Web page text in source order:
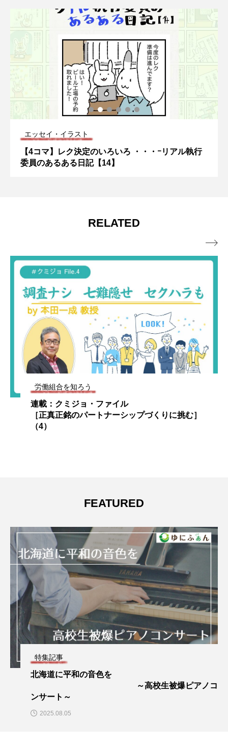
エッセイ・イラスト
【4コマ】レク決定のいろいろ ・・・ｰリアル執行
委員のあるある日記【14】
RELATED
くりに挑む］
連載：クミジョ・ファイル
［正真正銘のパートナーシップ

FEATURED
特集記事
北海道に平和の音色を
～高校生被爆ピアノコ
ンサート～
2025.08.05